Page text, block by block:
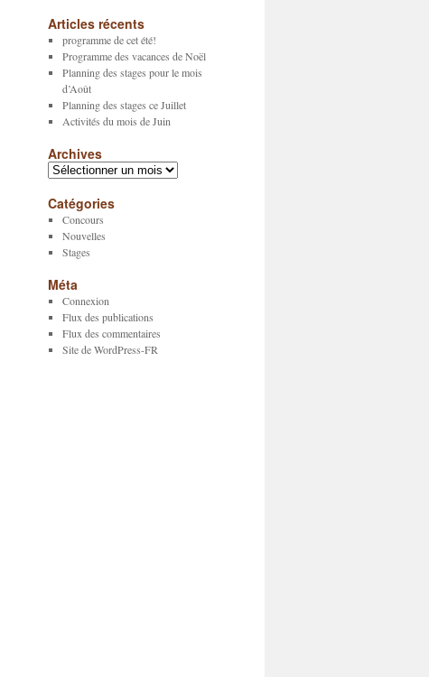
Articles récents
programme de cet été!
Programme des vacances de Noël
Planning des stages pour le mois
d’Août
Planning des stages ce Juillet
Activités du mois de Juin
Archives
Archives
Catégories
Concours
Nouvelles
Stages
Méta
Connexion
Flux des publications
Flux des commentaires
Site de WordPress-FR